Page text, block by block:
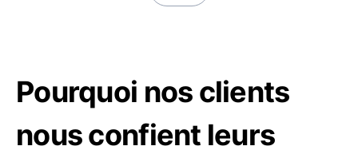
Pourquoi nos clients
nous confient leurs